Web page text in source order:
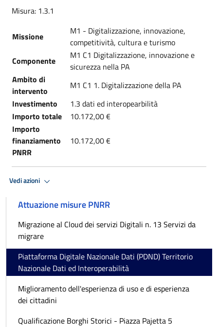
Misura: 1.3.1
Missione
M1 - Digitalizzazione, innovazione,
competitività, cultura e turismo
Componente
M1 C1 Digitalizzazione, innovazione e
sicurezza nella PA
Ambito di
intervento
M1 C1 1. Digitalizzazione della PA
Investimento
1.3 dati ed interopearbilità
Importo totale
10.172,00 €
Importo
finanziamento
PNRR
10.172,00 €
Vedi azioni
Attuazione misure PNRR
Migrazione al Cloud dei servizi Digitali n. 13 Servizi da
migrare
Piattaforma Digitale Nazionale Dati (PDND) Territorio
Nazionale Dati ed Interoperabilità
Miglioramento dell'esperienza di uso e di esperienza
dei cittadini
Qualificazione Borghi Storici - Piazza Pajetta 5